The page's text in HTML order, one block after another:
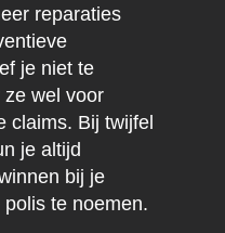
reparaties
je niet te
wel voor
claims. Bij twijfel
je altijd
bij je
te noemen.